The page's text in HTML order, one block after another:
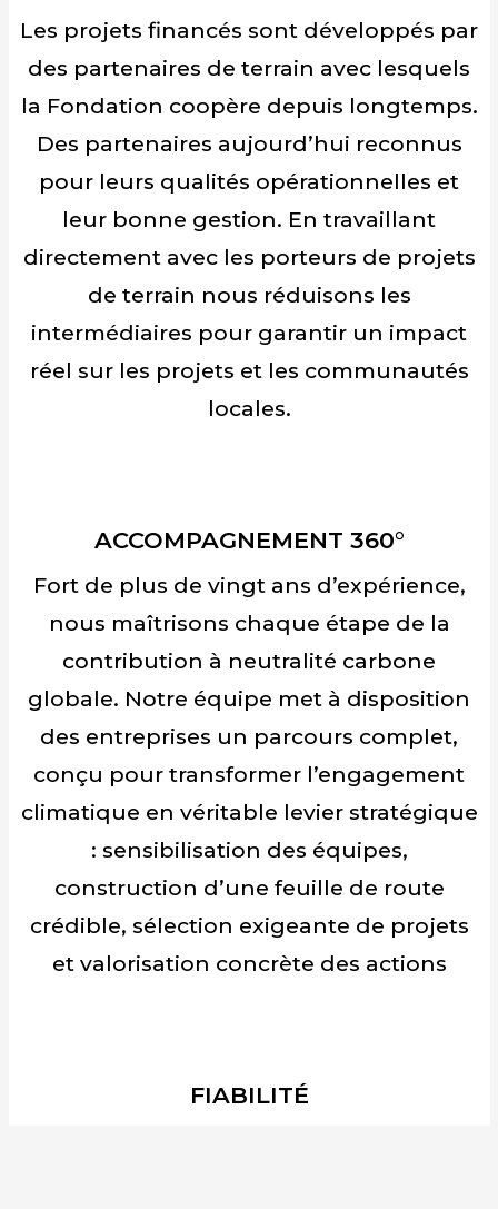
Les projets financés sont développés par
des partenaires de terrain avec lesquels
la Fondation coopère depuis longtemps.
Des partenaires aujourd’hui reconnus
pour leurs qualités opérationnelles et
leur bonne gestion. En travaillant
directement avec les porteurs de projets
de terrain nous réduisons les
intermédiaires pour garantir un impact
réel sur les projets et les communautés
locales.
ACCOMPAGNEMENT 360°
Fort de plus de vingt ans d’expérience,
nous maîtrisons chaque étape de la
contribution à neutralité carbone
globale. Notre équipe met à disposition
des entreprises un parcours complet,
conçu pour transformer l’engagement
climatique en véritable levier stratégique
: sensibilisation des équipes,
construction d’une feuille de route
crédible, sélection exigeante de projets
et valorisation concrète des actions
FIABILITÉ